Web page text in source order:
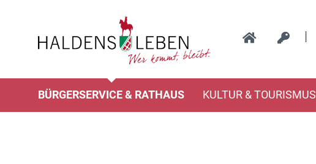
|
BÜRGERSERVICE & RATHAUS KULTUR & TOURISMUS